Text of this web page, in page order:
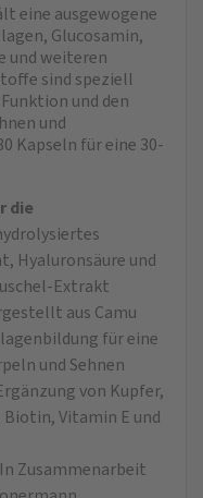
eine ausgewogene
Glucosamin,
und weiteren
sind speziell
und den
und
Kapseln für eine 30-
die
Hyaluronsäure und
Extrakt
aus Camu
für eine
und Sehnen
von Kupfer,
Biotin, Vitamin E und
Zusammenarbeit